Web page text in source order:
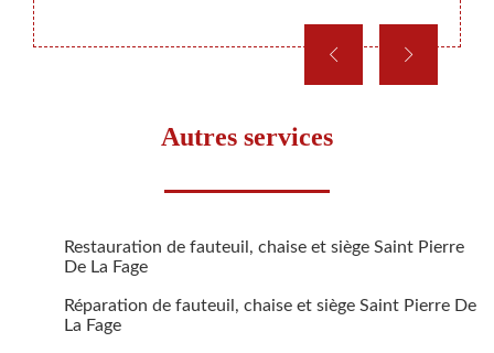
Autres services
Restauration de fauteuil, chaise et siège Saint Pierre
De La Fage
Réparation de fauteuil, chaise et siège Saint Pierre De
La Fage